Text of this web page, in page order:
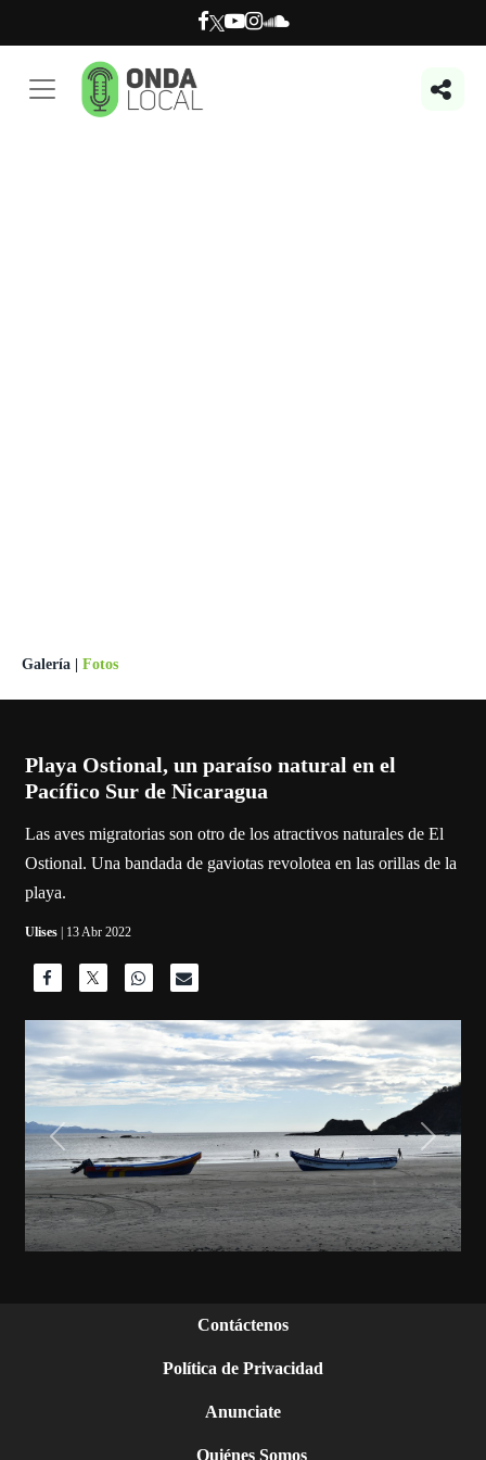
Galería Fotos
Playa Ostional, un paraíso natural en el
Pacífico Sur de Nicaragua
Las aves migratorias son otro de los atractivos naturales de El
Ostional. Una bandada de gaviotas revolotea en las orillas de la
playa.
Ulises | 13 Abr 2022
Previous Next
Contáctenos
Política de Privacidad
Anunciate
Quiénes Somos